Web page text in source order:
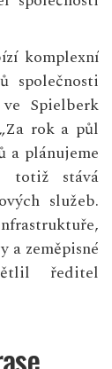
komplexní
společnosti
Spielberk
rok a půl
a plánujeme
totiž stává
služeb.
a zeměpisné
ředitel